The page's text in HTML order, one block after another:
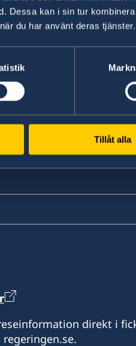
Dessa kan i sin tur
du har använt deras tjänster.
Tillåt alla
direkt i
regeringen.se.